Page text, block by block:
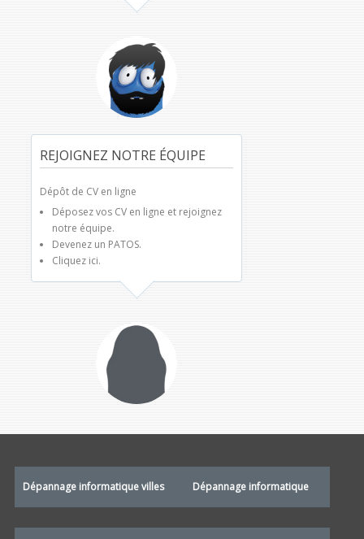
REJOIGNEZ NOTRE ÉQUIPE
Dépôt de CV en ligne
Déposez vos CV en ligne et rejoignez
notre équipe.
Devenez un PATOS.
Cliquez ici.
Dépannage informatique villes Dépannage informatique